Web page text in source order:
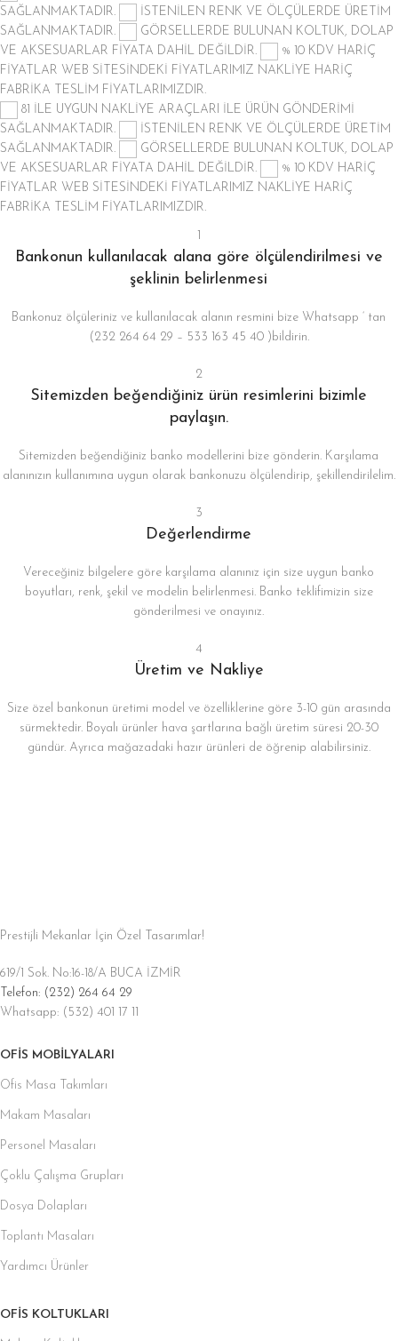
SAĞLANMAKTADIR.
İSTENİLEN RENK VE ÖLÇÜLERDE ÜRETİM
SAĞLANMAKTADIR.
GÖRSELLERDE BULUNAN KOLTUK, DOLAP
VE AKSESUARLAR FİYATA DAHİL DEĞİLDİR.
% 10 KDV HARİÇ
FİYATLAR WEB SİTESİNDEKİ FİYATLARIMIZ NAKLİYE HARİÇ
FABRİKA TESLİM FİYATLARIMIZDIR.
81 İLE UYGUN NAKLİYE ARAÇLARI İLE ÜRÜN GÖNDERİMİ
SAĞLANMAKTADIR.
İSTENİLEN RENK VE ÖLÇÜLERDE ÜRETİM
SAĞLANMAKTADIR.
GÖRSELLERDE BULUNAN KOLTUK, DOLAP
VE AKSESUARLAR FİYATA DAHİL DEĞİLDİR.
% 10 KDV HARİÇ
FİYATLAR WEB SİTESİNDEKİ FİYATLARIMIZ NAKLİYE HARİÇ
FABRİKA TESLİM FİYATLARIMIZDIR.
1
Bankonun kullanılacak alana göre ölçülendirilmesi ve
şeklinin belirlenmesi
Bankonuz ölçüleriniz ve kullanılacak alanın resmini bize Whatsapp ‘ tan
(232 264 64 29 – 533 163 45 40 )bildirin.
2
Sitemizden beğendiğiniz ürün resimlerini bizimle
paylaşın.
Sitemizden beğendiğiniz banko modellerini bize gönderin. Karşılama
alanınızın kullanımına uygun olarak bankonuzu ölçülendirip, şekillendirilelim.
3
Değerlendirme
Vereceğiniz bilgelere göre karşılama alanınız için size uygun banko
boyutları, renk, şekil ve modelin belirlenmesi. Banko teklifimizin size
gönderilmesi ve onayınız.
4
Üretim ve Nakliye
Size özel bankonun üretimi model ve özelliklerine göre 3-10 gün arasında
sürmektedir. Boyalı ürünler hava şartlarına bağlı üretim süresi 20-30
gündür. Ayrıca mağazadaki hazır ürünleri de öğrenip alabilirsiniz.
Prestijli Mekanlar İçin Özel Tasarımlar!
619/1 Sok. No:16-18/A BUCA İZMİR
Telefon: (232) 264 64 29
Whatsapp: (532) 401 17 11
OFIS MOBILYALARI
Ofis Masa Takımları
Makam Masaları
Personel Masaları
Çoklu Çalışma Grupları
Dosya Dolapları
Toplantı Masaları
Yardımcı Ürünler
OFIS KOLTUKLARI